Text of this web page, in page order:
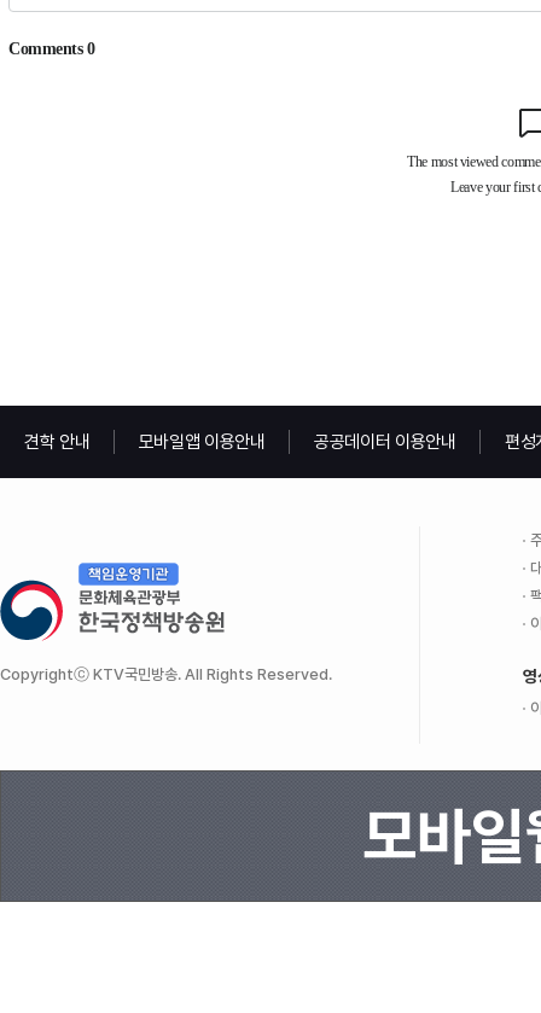
견학 안내 모바일앱 이용안내 공공데이터 이용안내 편성
Copyrightⓒ KTV국민방송. All Rights Reserved. 영
모바